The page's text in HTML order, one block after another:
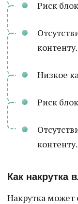
Риск
контенту.
Низкое
Риск
контенту.
Как накрутка
Накрутка может